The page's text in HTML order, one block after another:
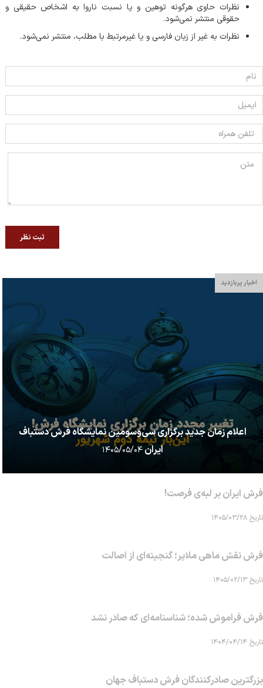
نظرات حاوی هرگونه توهین و یا نسبت ناروا به اشخاص حقیقی و
حقوقی منتشر نمی‌شود.
نظرات به غیر از زبان فارسی و یا غیر‌مرتبط با مطلب، منتشر نمی‌شود.
ثبت نظر
اخبار پربازدید
اعلام زمان جدید برگزاری سی‌وسومین نمایشگاه فرش دستباف
ایران۱۴۰۵/۰۵/۰۴
فرش ایران بر لبه‌ی فرصت!
تاریخ ۱۴۰۵/۰۳/۲۸
فرش نقش ماهی‌ ملایر؛ گنجینه‌ای از اصالت
تاریخ ۱۴۰۵/۰۲/۱۳
فرش فراموش شده؛ شناسنامه‌ای که صادر نشد
تاریخ ۱۴۰۴/۰۴/۱۴
بزرگترین صادرکنندگان فرش دستباف جهان